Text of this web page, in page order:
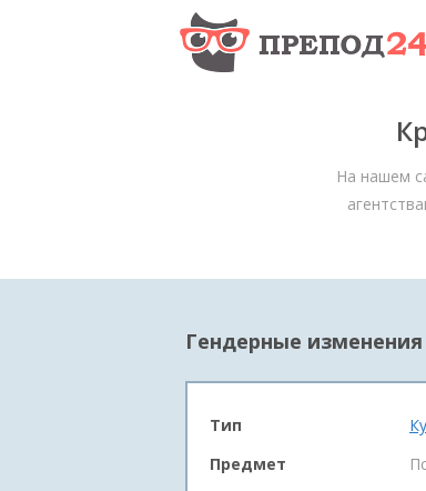
На нашем
Гендерные
Тип
Предмет